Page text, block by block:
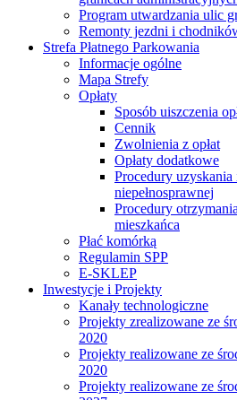
Program utwardzania ulic
Remonty jezdni i
Strefa Płatnego Parkowania
Informacje ogólne
Mapa Strefy
Opłaty
Sposób uiszczenia
Cennik
Zwolnienia z opłat
Opłaty dodatkowe
Procedury
niepełnosprawnej
Procedury
mieszkańca
Płać komórką
Regulamin SPP
E-SKLEP
Inwestycje i Projekty
Kanały technologiczne
Projekty zrealizowane ze
2020
Projekty realizowane ze
2020
Projekty realizowane ze